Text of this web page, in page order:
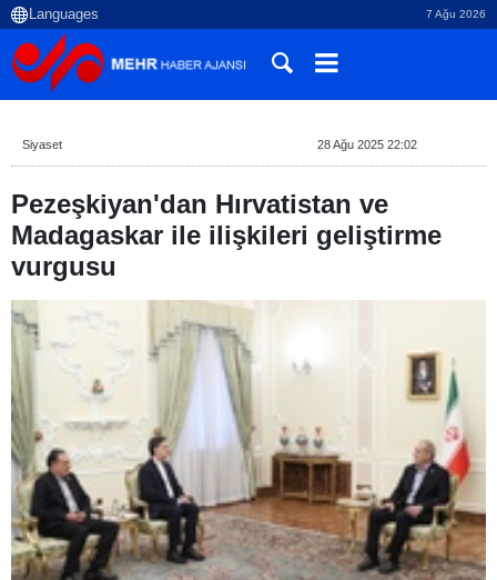
7 Ağu 2026
Siyaset 28 Ağu 2025 22:02
Pezeşkiyan'dan Hırvatistan ve
Madagaskar ile ilişkileri geliştirme
vurgusu